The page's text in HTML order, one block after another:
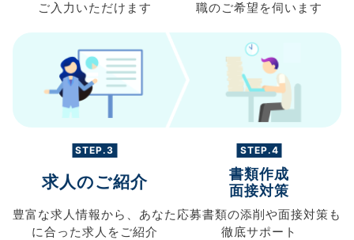
ご入力 いただけます
職のご希望を伺います
STEP.3
求人のご紹介
豊富な求人情報から、 あなた
に合った求人を ご紹介
STEP.4
書類作成
面接対策
応募書類の添削や面接対策も
徹底サポート